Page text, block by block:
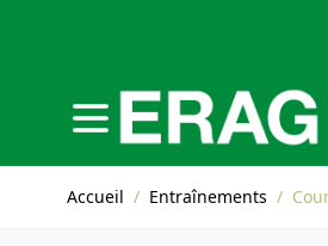
Accueil / Entraînements /